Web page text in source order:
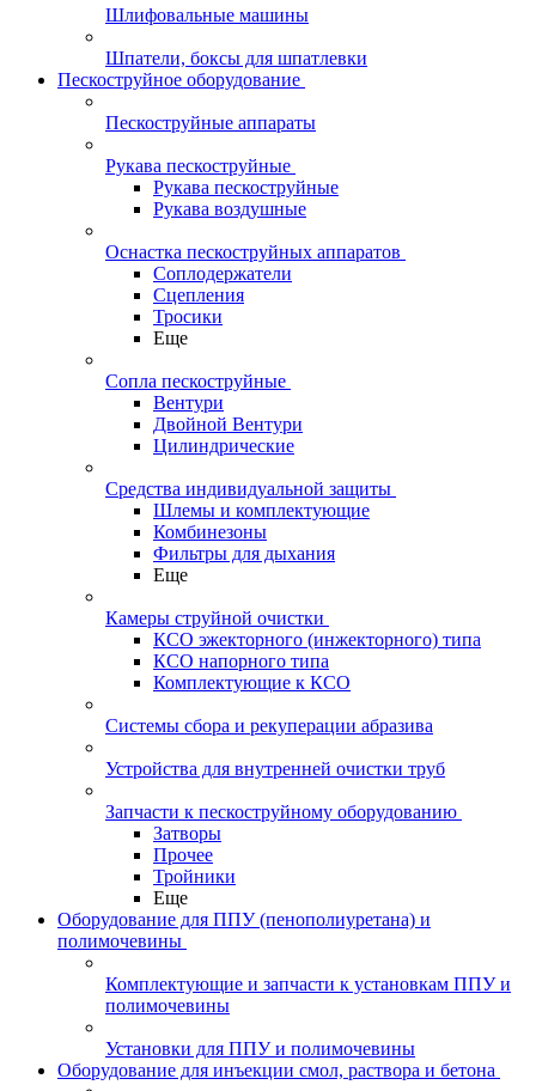
Шлифовальные машины
Шпатели, боксы для шпатлевки
Пескоструйное оборудование
Пескоструйные аппараты
Рукава пескоструйные
Рукава пескоструйные
Рукава воздушные
Оснастка пескоструйных аппаратов
Соплодержатели
Сцепления
Тросики
Еще
Сопла пескоструйные
Вентури
Двойной Вентури
Цилиндрические
Средства индивидуальной защиты
Шлемы и комплектующие
Комбинезоны
Фильтры для дыхания
Еще
Камеры струйной очистки
КСО эжекторного (инжекторного) типа
КСО напорного типа
Комплектующие к КСО
Системы сбора и рекуперации абразива
Устройства для внутренней очистки труб
Запчасти к пескоструйному оборудованию
Затворы
Прочее
Тройники
Еще
Оборудование для ППУ (пенополиуретана) и
полимочевины
Комплектующие и запчасти к установкам ППУ и
полимочевины
Установки для ППУ и полимочевины
Оборудование для инъекции смол, раствора и бетона